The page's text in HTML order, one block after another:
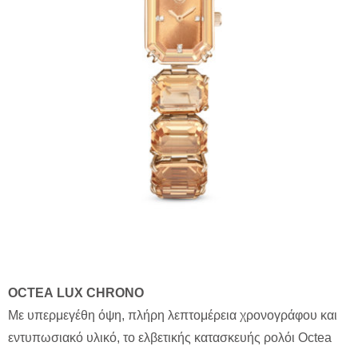
OCTEA LUX CHRONO
Με υπερμεγέθη όψη, πλήρη λεπτομέρεια χρονογράφου και
εντυπωσιακό υλικό, το ελβετικής κατασκευής ρολόι Octea